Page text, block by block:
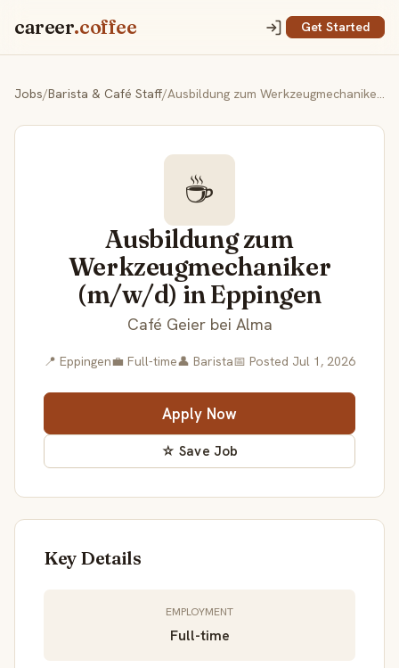
career.coffee Get Started
Jobs/Barista & Café Staff/ Ausbildung zum Werkzeugmechaniker (m/w/d) in Eppingen
☕
Ausbildung zum
Werkzeugmechaniker
(m/w/d) in Eppingen
Café Geier bei Alma
📍 Eppingen💼 Full-time👤 Barista📅 Posted Jul 1, 2026
Apply Now
☆ Save Job
Key Details
EMPLOYMENT
Full-time